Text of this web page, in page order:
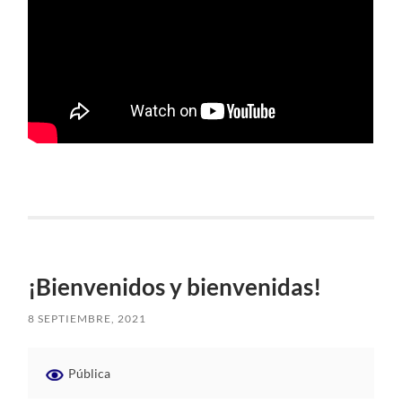
¡Bienvenidos y bienvenidas!
8 SEPTIEMBRE, 2021
Pública